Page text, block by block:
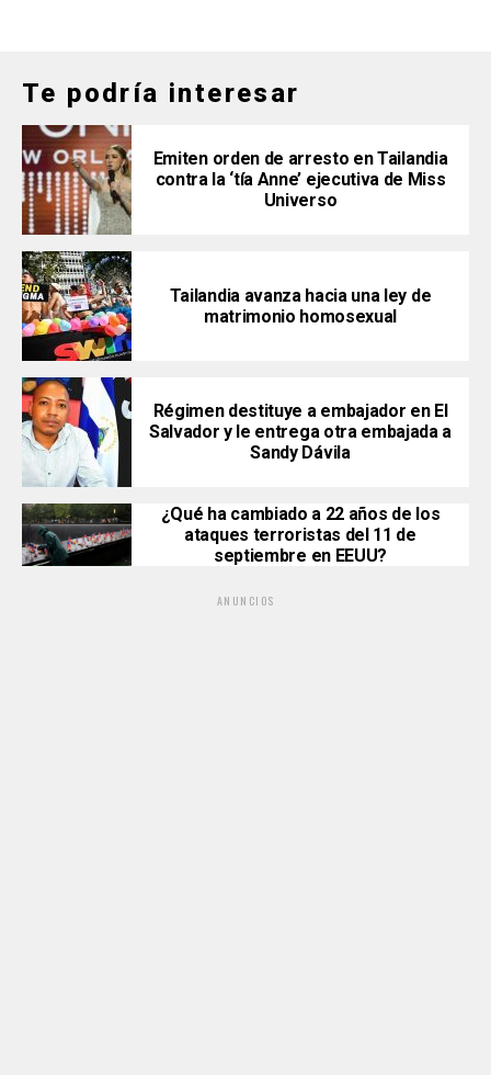
Te podría interesar
Emiten orden de arresto en Tailandia
contra la ‘tía Anne’ ejecutiva de Miss
Universo
Tailandia avanza hacia una ley de
matrimonio homosexual
Régimen destituye a embajador en El
Salvador y le entrega otra embajada a
Sandy Dávila
¿Qué ha cambiado a 22 años de los
ataques terroristas del 11 de
septiembre en EEUU?
ANUNCIOS